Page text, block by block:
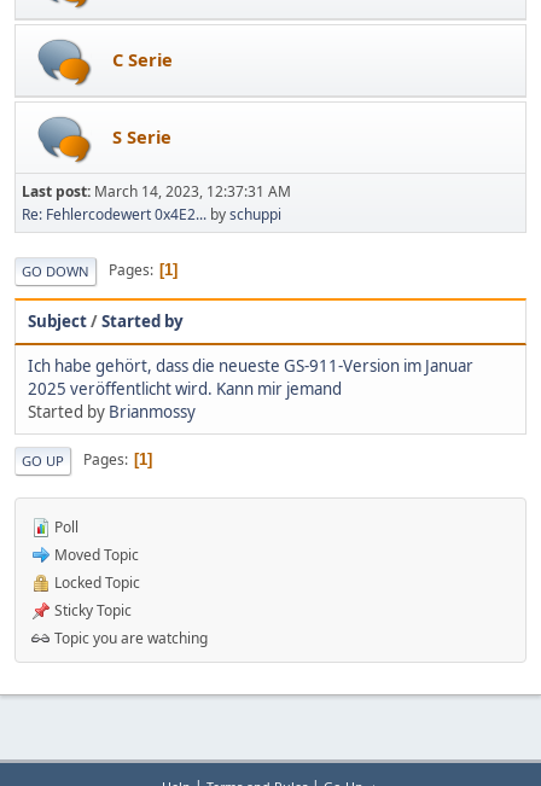
C Serie
S Serie
Last post: March 14, 2023, 12:37:31 AM
Re: Fehlercodewert 0x4E2... byschuppi
GO DOWN Pages 1
Subject/Started by
Ich habe gehört, dass die neueste GS-911-Version im Januar
2025 veröffentlicht wird. Kann mir jemand
Started by Brianmossy
GO UP Pages 1
Poll
Moved Topic
Locked Topic
Sticky Topic
Topic you are watching